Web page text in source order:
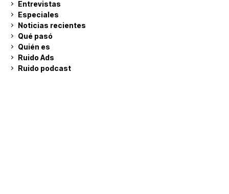
Entrevistas
Especiales
Noticias recientes
Qué pasó
Quién es
Ruido Ads
Ruido podcast